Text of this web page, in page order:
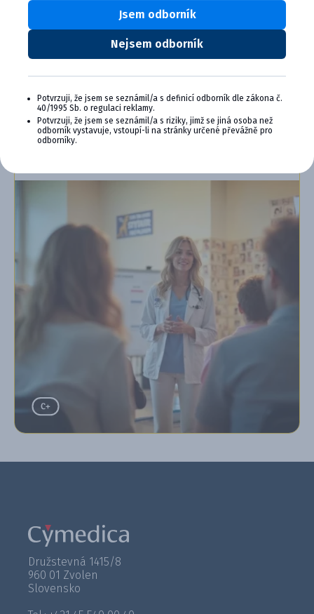
Výhody členstva v Cymedica Plus:
Exkluzívne produkty a služby
Jedinečné bonusy
Chcem sa pripojiť
Ďalšie informácie o programe PLUS
Družstevná 1415/8
960 01 Zvolen
Slovensko
Nejsem odborník
Jsem odborník
Potvrzuji, že jsem se seznámil/a s definicí odborník dle zákona č.
40/1995 Sb. o regulaci reklamy.
Potvrzuji, že jsem se seznámil/a s riziky, jimž se jiná osoba než
odborník vystavuje, vstoupí-li na stránky určené převážně pro
odborníky.